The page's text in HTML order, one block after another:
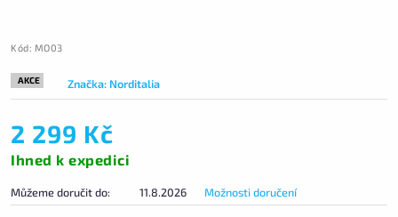
Kód: MO03
AKCE Značka: Norditalia
2 299 Kč
Ihned k expedici
Můžeme doručit do: 11.8.2026 Možnosti doručení